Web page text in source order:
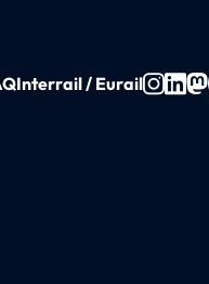
Interrail / Eurail